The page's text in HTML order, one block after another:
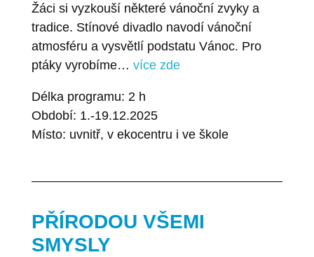
Žáci si vyzkouší některé vánoční zvyky a
tradice. Stínové divadlo navodí vánoční
atmosféru a vysvětlí podstatu Vánoc. Pro
ptáky vyrobíme… více zde
Délka programu: 2 h
Období: 1.-19.12.2025
Místo: uvnitř, v ekocentru i ve škole
PŘÍRODOU VŠEMI
SMYSLY